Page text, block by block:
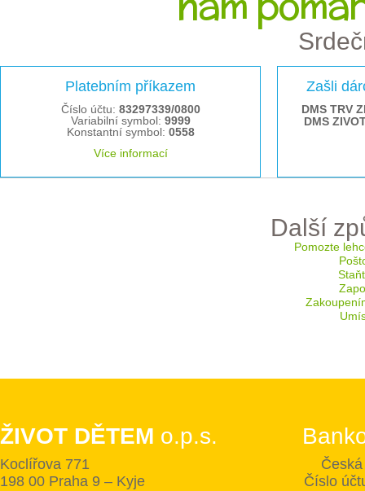
Platebním příkazem
Číslo účtu: 83297339/0800
Variabilní symbol: 9999
Konstantní symbol: 0558
Více informací
Zašli
DMS TRV
DMS
Další
Pomozte
ŽIVOT DĚTEM o.p.s.
Koclířova 771
198 00 Praha 9 – Kyje
Číslo